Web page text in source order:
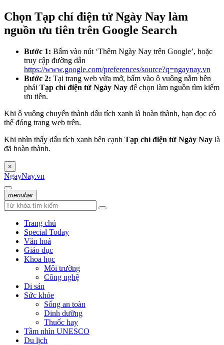
Chọn Tạp chí điện tử Ngày Nay làm
nguồn ưu tiên trên Google Search
Bước 1: Bấm vào nút ‘Thêm Ngày Nay trên Google’, hoặc
truy cập đường dẫn
https://www.google.com/preferences/source?q=ngaynay.vn
Bước 2: Tại trang web vừa mở, bấm vào ô vuông nằm bên
phải Tạp chí điện tử Ngày Nay để chọn làm nguồn tìm kiếm
ưu tiên.
Khi ô vuông chuyển thành dấu tích xanh là hoàn thành, bạn đọc có
thể đóng trang web trên.
Khi nhìn thấy dấu tích xanh bên cạnh Tạp chí điện tử Ngày Nay là
đã hoàn thành.
×
NgayNay.vn
menubar
Trang chủ
Special Today
Văn hoá
Giáo dục
Khoa học
Môi trường
Công nghệ
Di sản
Sức khỏe
Sống an toàn
Dinh dưỡng
Thuốc hay
Tầm nhìn UNESCO
Du lịch